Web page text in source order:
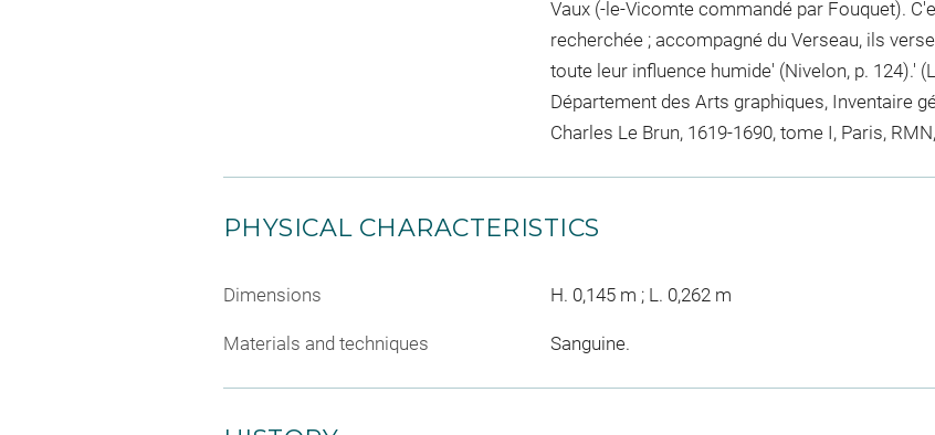
Vaux (-le-Vicomte commandé par Fouquet).
recherchée ; accompagné du Verseau, ils
toute leur influence humide' (Nivelon, p. 124).'
Département des Arts graphiques, Inventaire
Charles Le Brun, 1619-1690, tome I, Paris,
PHYSICAL CHARACTERISTICS
Dimensions H. 0,145 m ; L. 0,262 m
Materials and techniques Sanguine.